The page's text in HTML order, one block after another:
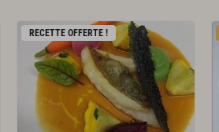
RECETTE OFFERTE !